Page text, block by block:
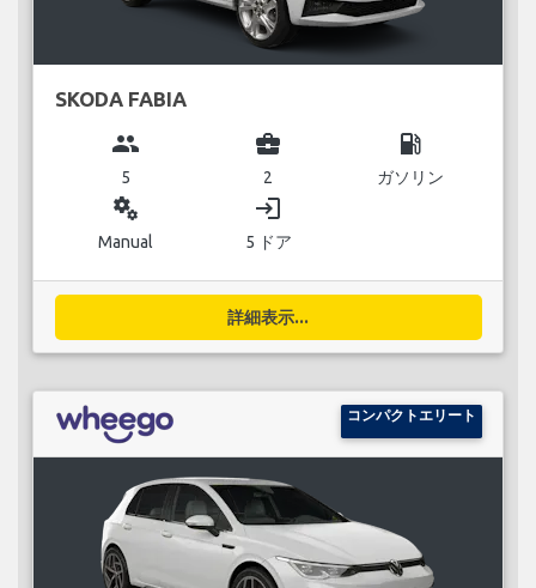
SKODA FABIA
group
5
business_center
2
local_gas_station
ガソリン
miscellaneous_services
Manual
login
5 ドア
詳細表示...
コンパクトエリート